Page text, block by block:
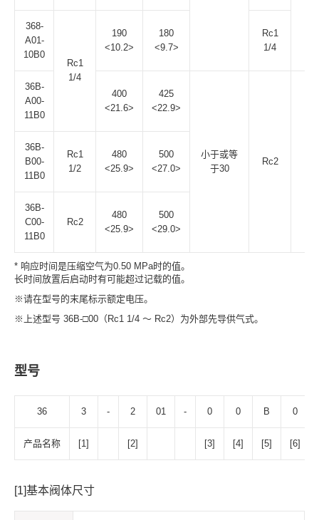
368-
A01-
10B0
Rc1
1/4
190
<10.2>
180
<9.7>
Rc1
1/4
36B-
A00-
11B0
400
<21.6>
425
<22.9>
小于或等
于30
Rc2
36B-
B00-
11B0
Rc1
1/2
480
<25.9>
500
<27.0>
36B-
C00-
11B0
Rc2
480
<25.9>
500
<29.0>
* 响应时间是压缩空气为0.50 MPa时的值。
长时间放置后启动时有可能超过记载的值。
※请在型号的末尾标示额定电压。
※上述型号 36B-□00（Rc1 1/4 ～ Rc2）为外部先导供气式。
型号
36 3 - 2 01 - 0 0 B 0
产品名称 [1] [2] [3] [4] [5] [6]
[1]基本阀体尺寸